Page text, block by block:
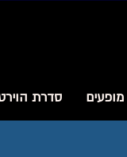
סדרת